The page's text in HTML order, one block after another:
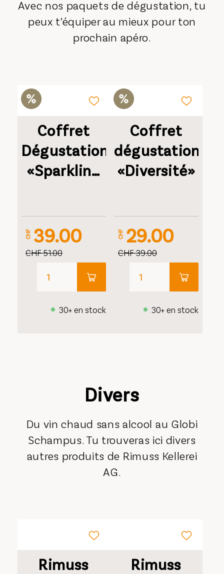
Avec nos paquets de dégustation, tu
peux t’équiper au mieux pour ton
prochain apéro.
Coffret
Dégustation
«Sparkling
30+ en stock
CHF 39.00
CHF 51.00
Coffret
dégustation
«Diversité»
30+ en stock
CHF 29.00
CHF 39.00
Divers
Du vin chaud sans alcool au Globi
Schampus. Tu trouveras ici divers
autres produits de Rimuss Kellerei
AG.
Rimuss
Rimuss